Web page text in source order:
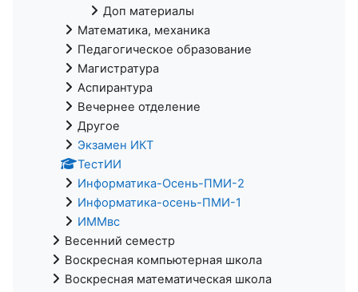
Доп материалы
Математика, механика
Педагогическое образование
Магистратура
Аспирантура
Вечернее отделение
Другое
Экзамен ИКТ
ТестИИ
Информатика-Осень-ПМИ-2
Информатика-осень-ПМИ-1
ИММвс
Весенний семестр
Воскресная компьютерная школа
Воскресная математическая школа